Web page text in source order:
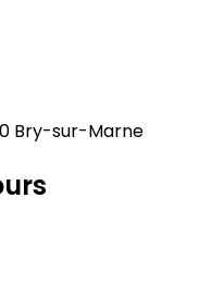
Bry-sur-Marne